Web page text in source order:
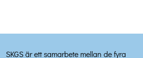
SKGS är ett samarbete mellan de fyra